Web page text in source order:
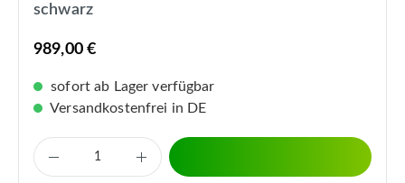
schwarz
989,00 €
sofort ab Lager verfügbar
Versandkostenfrei in DE